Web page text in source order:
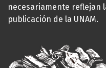
necesariamente reflejan
publicación de la UNAM.